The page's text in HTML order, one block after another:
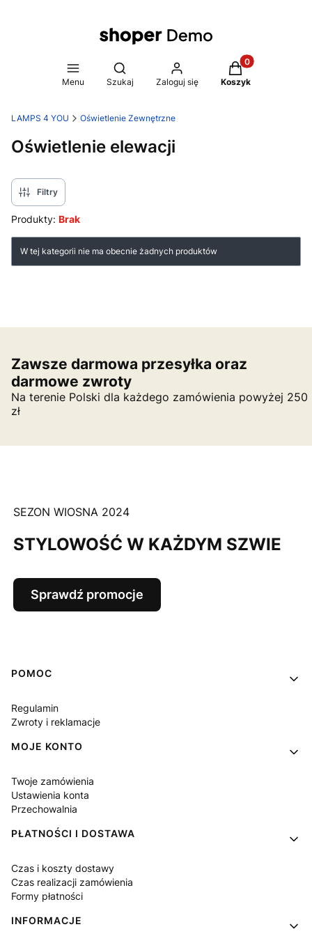
Menu
Otwórz wyszukiwarkę
Szukaj Zaloguj się
Produkty w
Koszyk
LAMPS 4 YOU Oświetlenie Zewnętrzne
Oświetlenie elewacji
Filtry
Produkty: Brak
Lista produktów
W tej kategorii nie ma obecnie żadnych produktów
Zawsze darmowa przesyłka oraz
darmowe zwroty
Na terenie Polski dla każdego zamówienia powyżej 250
zł
SEZON WIOSNA 2024
STYLOWOŚĆ W KAŻDYM SZWIE
Sprawdź promocje
Linki w stopce
POMOC
Regulamin
Zwroty i reklamacje
MOJE KONTO
Twoje zamówienia
Ustawienia konta
Przechowalnia
PŁATNOŚCI I DOSTAWA
Czas i koszty dostawy
Czas realizacji zamówienia
Formy płatności
INFORMACJE